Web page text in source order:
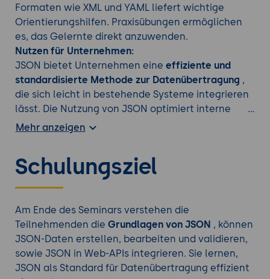
Formaten wie XML und YAML liefert wichtige
Orientierungshilfen. Praxisübungen ermöglichen
es, das Gelernte direkt anzuwenden.
Nutzen für Unternehmen:
JSON bietet Unternehmen eine effiziente und
standardisierte Methode zur Datenübertragung ,
die sich leicht in bestehende Systeme integrieren
lässt. Die Nutzung von JSON optimiert interne
Prozesse, fördert die Zusammenarbeit zwischen
Erfahren Sie mehr durch einen zusätzlichen
Mehr anzeigen
Schulungsziel
Am Ende des Seminars verstehen die
Teilnehmenden die Grundlagen von JSON , können
JSON-Daten erstellen, bearbeiten und validieren,
sowie JSON in Web-APIs integrieren. Sie lernen,
JSON als Standard für Datenübertragung effizient